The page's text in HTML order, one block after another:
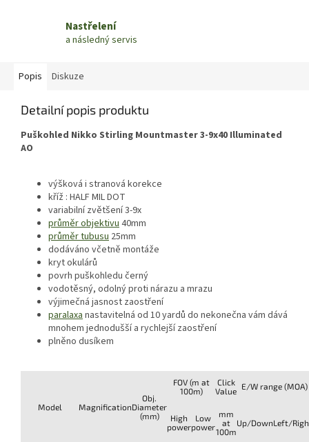
Nastřelení
a následný servis
Popis Diskuze
Detailní popis produktu
Puškohled Nikko Stirling Mountmaster 3-9x40 Illuminated
AO
výšková i stranová korekce
kříž : HALF MIL DOT
variabilní zvětšení 3-9x
průměr objektivu40mm
průměr tubusu 25mm
dodáváno včetně montáže
kryt okulárů
povrh puškohledu černý
vodotěsný, odolný proti nárazu a mrazu
výjimečná jasnost zaostření
paralaxanastavitelná od 10 yardů do nekonečna vám dává
mnohem jednodušší a rychlejší zaostření
plněno dusíkem
Model Magnification
Obj.
Diameter
(mm)
FOV (m at
100m)
Click
Value E/W range (MOA)
High
power
Low
power
mm
at
100m
Up/DownLeft/